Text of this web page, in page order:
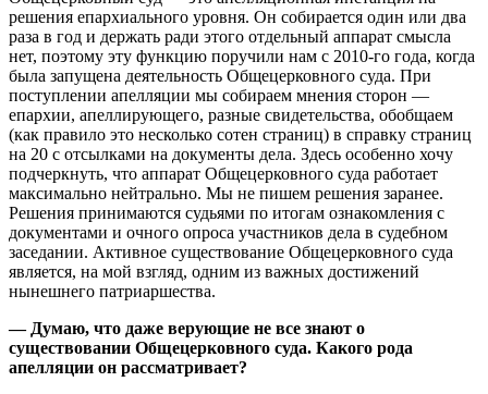
решения епархиального уровня. Он собирается один или два
раза в год и держать ради этого отдельный аппарат смысла
нет, поэтому эту функцию поручили нам с 2010-го года, когда
была запущена деятельность Общецерковного суда. При
поступлении апелляции мы собираем мнения сторон —
епархии, апеллирующего, разные свидетельства, обобщаем
(как правило это несколько сотен страниц) в справку страниц
на 20 с отсылками на документы дела. Здесь особенно хочу
подчеркнуть, что аппарат Общецерковного суда работает
максимально нейтрально. Мы не пишем решения заранее.
Решения принимаются судьями по итогам ознакомления с
документами и очного опроса участников дела в судебном
заседании. Активное существование Общецерковного суда
является, на мой взгляд, одним из важных достижений
нынешнего патриаршества.
— Думаю, что даже верующие не все знают о
существовании Общецерковного суда. Какого рода
апелляции он рассматривает?